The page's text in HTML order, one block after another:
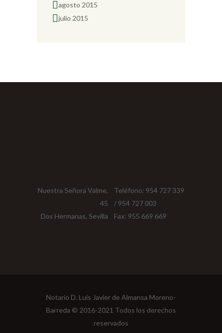
agosto 2015
julio 2015
Teléfono: 954 727 339
/ 954 727 003
Fax: 955 669 669
Nuestra Señora Valme,
45
Dos Hermanas, Sevilla
Notario D. Luis Javier de Almansa Moreno-
Barreda © 2016-2021 Todos los derechos
reservados